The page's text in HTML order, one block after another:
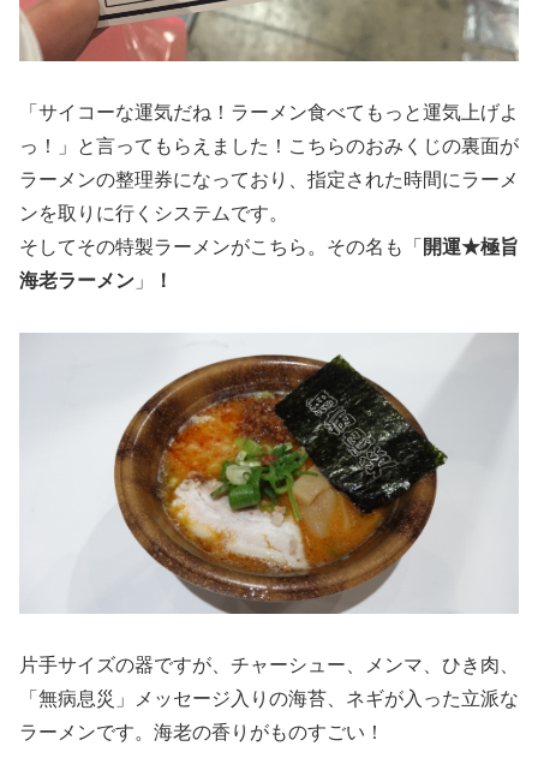
「サイコーな運気だね！ラーメン食べてもっと運気上げよ
っ！」と言ってもらえました！こちらのおみくじの裏面が
ラーメンの整理券になっており、指定された時間にラーメ
ンを取りに行くシステムです。
そしてその特製ラーメンがこちら。その名も「 開運★極旨
海老ラーメン 」 ！
片手サイズの器ですが、チャーシュー、メンマ、ひき肉、
「無病息災」メッセージ入りの海苔、ネギが入った立派な
ラーメンです。海老の香りがものすごい！